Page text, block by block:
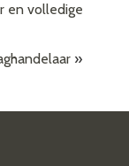
en volledige
»